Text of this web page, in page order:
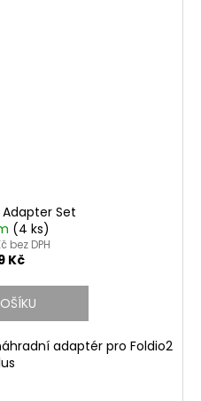
Adapter Set
(4 ks)
bez DPH
Kč
adaptér pro Foldio2